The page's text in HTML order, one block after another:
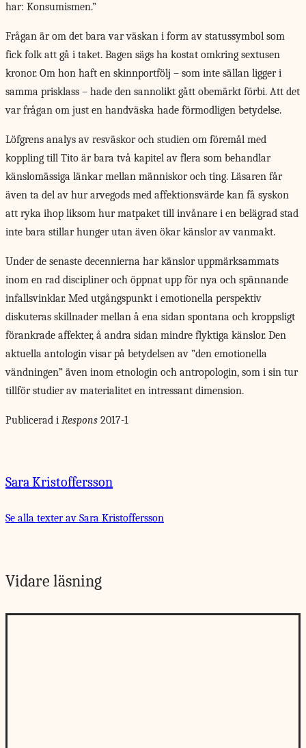
har: Konsumismen.”
Frågan är om det bara var väskan i form av statussymbol som
fick folk att gå i taket. Bagen sägs ha kostat omkring sextusen
kronor. Om hon haft en skinnportfölj – som inte sällan ligger i
samma prisklass – hade den sannolikt gått obemärkt förbi. Att det
var frågan om just en handväska hade förmodligen betydelse.
Löfgrens analys av resväskor och studien om föremål med
koppling till Tito är bara två kapitel av flera som behandlar
känslomässiga länkar mellan människor och ting. Läsaren får
även ta del av hur arvegods med affektionsvärde kan få syskon
att ryka ihop liksom hur matpaket till invånare i en belägrad stad
inte bara stillar hunger utan även ökar känslor av vanmakt.
Under de senaste decennierna har känslor uppmärksammats
inom en rad discipliner och öppnat upp för nya och spännande
infallsvinklar. Med utgångspunkt i emotionella perspektiv
diskuteras skillnader mellan å ena sidan spontana och kroppsligt
förankrade affekter, å andra sidan mindre flyktiga känslor. Den
aktuella antologin visar på betydelsen av ”den emotionella
vändningen” även inom etnologin och antropologin, som i sin tur
tillför studier av materialitet en intressant dimension.
Publicerad i Respons 2017-1
Sara Kristoffersson
Se alla texter av Sara Kristoffersson
Vidare läsning